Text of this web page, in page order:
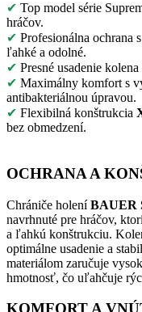
✔ Top model série
hráčov.
✔ Profesionálna ochrana
ľahké a odolné.
✔ Presné usadenie
✔ Maximálny komfort s
antibakteriálnou úpravou.
✔ Flexibilná konštrukcia
bez obmedzení.
OCHRANA A
Chrániče holeníBAUER
navrhnuté pre hráčov,
a ľahkú konštrukciu.
optimálne usadenie a
materiálom zaručuje
hmotnosť, čo uľahčuje
KOMFORT A